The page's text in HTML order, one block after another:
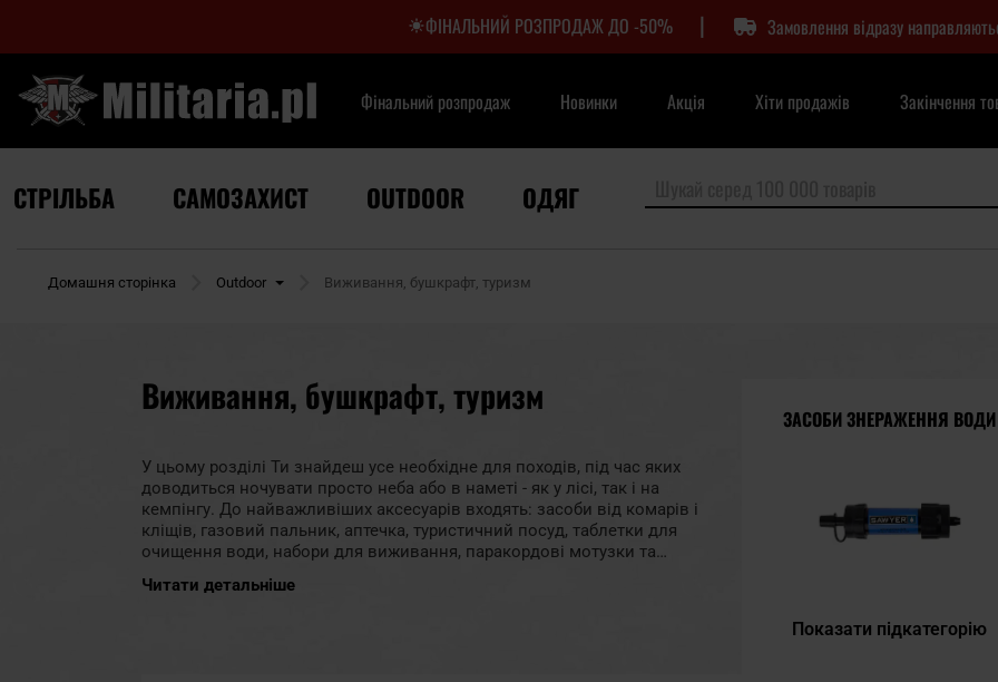
ФІНАЛЬНИЙ РОЗПРОДАЖ ДО -50% | Замовлення відразу
Фінальний розпродаж Новинки Акція Хіти продажів Закінчення
СТРІЛЬБА САМОЗАХИСТ OUTDOOR ОДЯГ
Домашня сторінка Outdoor Виживання, бушкрафт, туризм
Виживання, бушкрафт, туризм
У цьому розділі Ти знайдеш усе необхідне для походів, під час яких
доводиться ночувати просто неба або в наметі - як у лісі, так і на
кемпінгу. До найважливіших аксесуарів входять: засоби від комарів і
кліщів, газовий пальник, аптечка, туристичний посуд, таблетки для
очищення води, набори для виживання, паракордові мотузки та
Читати детальніше
ЗАСОБИ ЗНЕРАЖЕННЯ ВОДИ
Показати підкатегорію